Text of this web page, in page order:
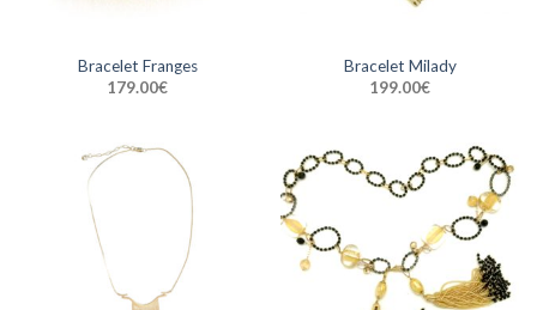
Bracelet Franges
179.00€
Bracelet Milady
199.00€